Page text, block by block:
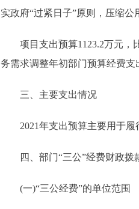
实政府“过紧日子”原则，压缩公
项目支出预算1123.2万元，比
务需求调整年初部门预算经费支
三、主要支出情况
2021年支出预算主要用于履
四、部门“三公”经费财政拨
(一)“三公经费”的单位范围